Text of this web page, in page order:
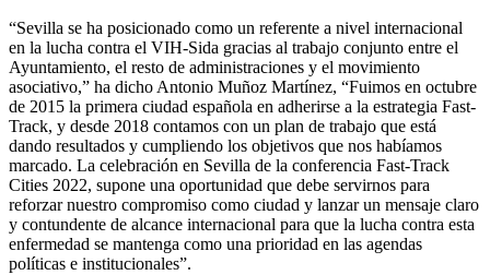
“Sevilla se ha posicionado como un referente a nivel internacional
en la lucha contra el VIH-Sida gracias al trabajo conjunto entre el
Ayuntamiento, el resto de administraciones y el movimiento
asociativo,” ha dicho Antonio Muñoz Martínez, “Fuimos en octubre
de 2015 la primera ciudad española en adherirse a la estrategia Fast-
Track, y desde 2018 contamos con un plan de trabajo que está
dando resultados y cumpliendo los objetivos que nos habíamos
marcado. La celebración en Sevilla de la conferencia Fast-Track
Cities 2022, supone una oportunidad que debe servirnos para
reforzar nuestro compromiso como ciudad y lanzar un mensaje claro
y contundente de alcance internacional para que la lucha contra esta
enfermedad se mantenga como una prioridad en las agendas
políticas e institucionales”.